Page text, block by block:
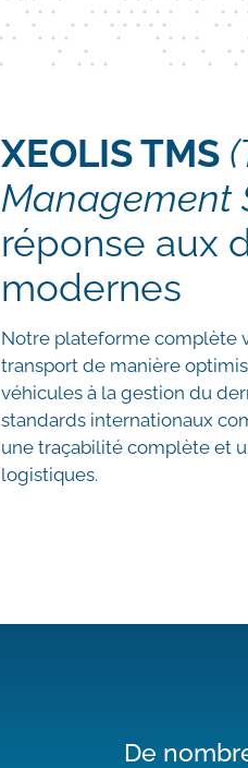
XEOLIS TMS
Management
réponse aux
modernes
Notre plateforme complète
transport de manière
véhicules à la gestion du
standards internationaux
une traçabilité complète et
logistiques.
De